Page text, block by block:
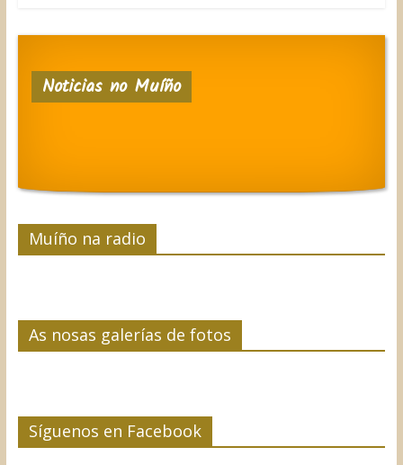
Noticias no Muíño
Muíño na radio
As nosas galerías de fotos
Síguenos en Facebook